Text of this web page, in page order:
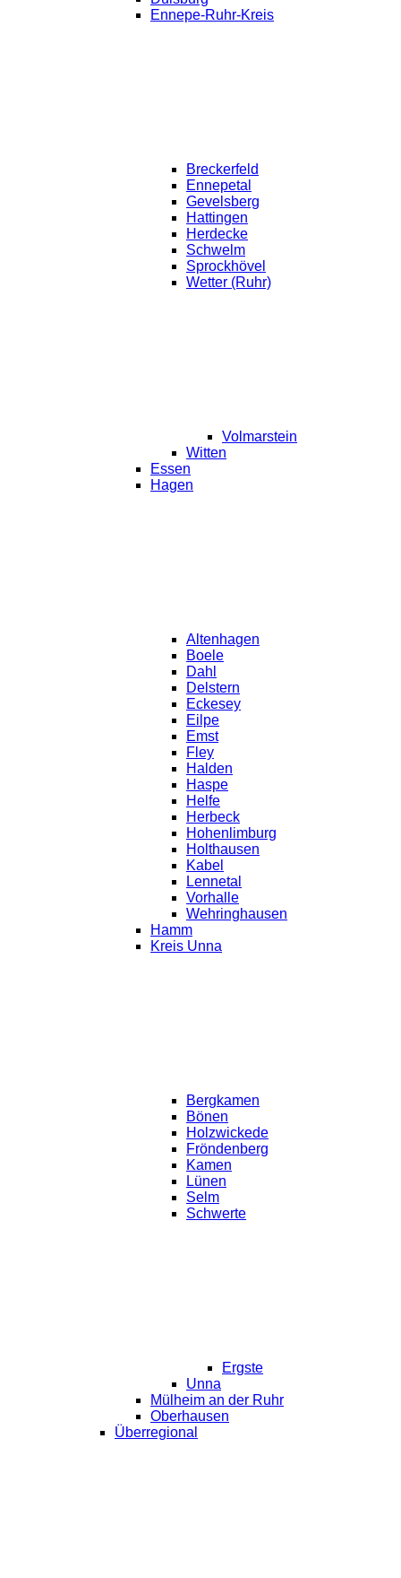
Ennepe-Ruhr-Kreis
Breckerfeld
Ennepetal
Gevelsberg
Hattingen
Herdecke
Schwelm
Sprockhövel
Wetter (Ruhr)
Volmarstein
Witten
Essen
Hagen
Altenhagen
Boele
Dahl
Delstern
Eckesey
Eilpe
Emst
Fley
Halden
Haspe
Helfe
Herbeck
Hohenlimburg
Holthausen
Kabel
Lennetal
Vorhalle
Wehringhausen
Hamm
Kreis Unna
Bergkamen
Bönen
Holzwickede
Fröndenberg
Kamen
Lünen
Selm
Schwerte
Ergste
Unna
Mülheim an der Ruhr
Oberhausen
Überregional